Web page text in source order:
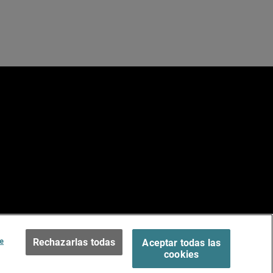
Terms of Use >
Rechazarlas todas
Aceptar todas las
cookies